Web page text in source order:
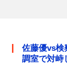
佐藤優vs
調室で対峙